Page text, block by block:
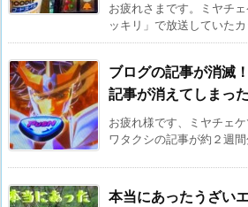
お疲れさまです。ミヤチ
ッキリ」で放送していた
ブログの記事が消滅
記事が消えてしまっ
お疲れ様です、ミヤチェケ
ワタクシの記事が約２週
本当にあったうざい